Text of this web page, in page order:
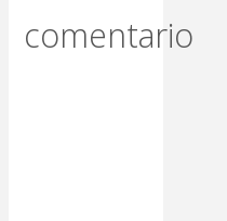
comentario